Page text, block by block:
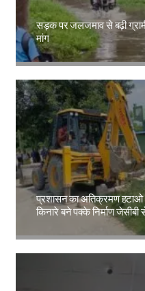
सड़क पर जलजमाव से बढ़ी
मांग
Amit Lekh
प्रशासन का अतिक्रमण
किनारे बने पक्के निर्माण जेसीबी